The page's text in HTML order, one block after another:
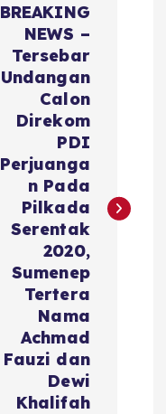
BREAKING
NEWS –
Tersebar
Undangan
Calon
Direkom
PDI
Perjuanga
n Pada
Pilkada
Serentak
2020,
Sumenep
Tertera
Nama
Achmad
Fauzi dan
Dewi
Khalifah